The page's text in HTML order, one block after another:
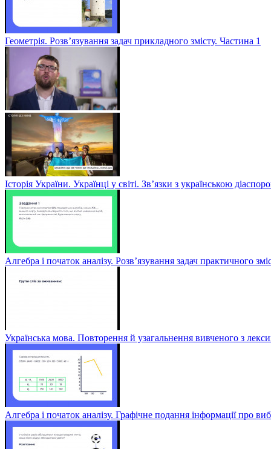
Геометрія. Розв’язування задач прикладного змісту. Частина 1
Історія України. Українці у світі. Зв’язки з українською
Алгебра і початок аналізу. Розв’язування задач практичного
Українська мова. Повторення й узагальнення вивченого з
Алгебра і початок аналізу. Графічне подання інформації про